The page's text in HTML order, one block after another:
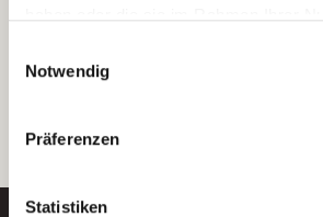
Wenn Sie auf „Cookies zulassen“
Sie der Speicherung sämtlicher
Ihre Einwilligung selbstverständlich
indem Sie die Cookie-Einstellungen
unserer
Notwendig
Präferenzen
Statistiken
Weitere Details können Sie der